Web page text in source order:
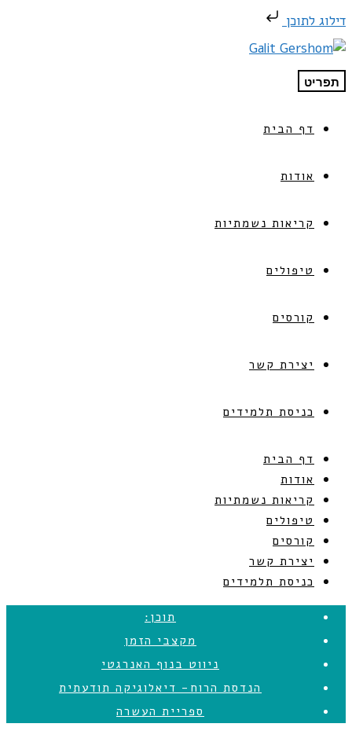
דילוג לתוכן
תפריט
דף הבית
אודות
קריאות נשמתיות
טיפולים
קורסים
יצירת קשר
כניסת תלמידים
דף הבית
אודות
קריאות נשמתיות
טיפולים
קורסים
יצירת קשר
כניסת תלמידים
תוכן:
מקצבי הזמן
ניווט בנוף האנרגטי
הנדסת הרוח- דיאלוגיקה תודעתית
ספריית העשרה